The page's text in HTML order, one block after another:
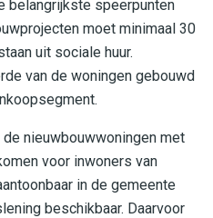
belangrijkste speerpunten
moet minimaal 30
uit sociale huur.
van de woningen gebouwd
nieuwbouwwoningen met
voor inwoners van
in de gemeente
beschikbaar. Daarvoor